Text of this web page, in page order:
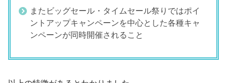
またビッグセール・タイムセール祭りではポイ
ントアップキャンペーンを中心とした各種キャ
ンペーンが同時開催されること